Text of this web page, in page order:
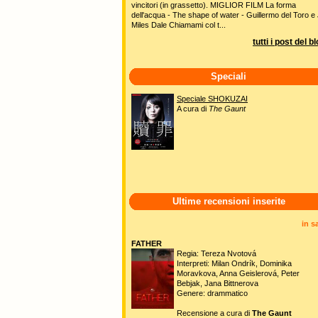
vincitori (in grassetto). MIGLIOR FILM La forma
dell'acqua - The shape of water - Guillermo del Toro e
Miles Dale Chiamami col t...
tutti i post del
Speciali
Speciale SHOKUZAI
A cura di The Gaunt
Ultime recensioni inserite
in
FATHER
Regia: Tereza Nvotová
Interpreti: Milan Ondrík, Dominika
Moravkova, Anna Geislerová, Peter
Bebjak, Jana Bittnerova
Genere: drammatico
Recensione a cura di The Gaunt